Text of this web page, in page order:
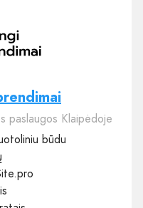
paslaugos Klaipėdoje
būdu